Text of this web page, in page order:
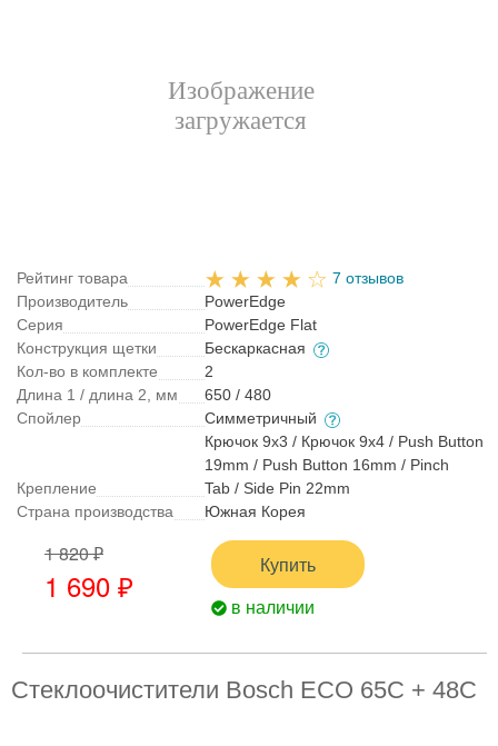
Рейтинг товара
7 отзывов
Производитель
PowerEdge
Серия
PowerEdge Flat
Конструкция щетки
Бескаркасная
Кол-во в комплекте
2
Длина 1 / длина 2, мм
650 / 480
Спойлер
Симметричный
Крепление
Крючок 9x3 / Крючок 9x4 / Push Button
19mm / Push Button 16mm / Pinch
Tab / Side Pin 22mm
Страна производства
Южная Корея
1 820 ₽
1 690 ₽
Купить
в наличии
Стеклоочистители Bosch ECO 65C + 48C